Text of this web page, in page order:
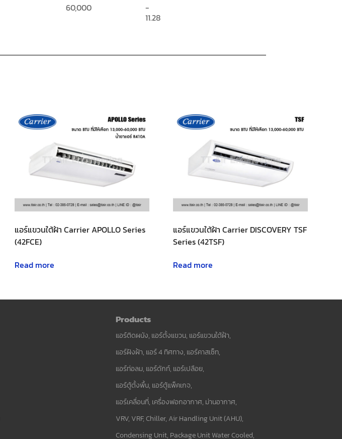
60,000
-
11.28
แอร์แขวนใต้ฝ้า Carrier APOLLO Series
(42FCE)
Read more
แอร์แขวนใต้ฝ้า Carrier DISCOVERY TSF
Series (42TSF)
Read more
Products
แอร์ติดผนัง, แอร์ตั้งแขวน, แอร์แขวนใต้ฝ้า,
แอร์ฝังฝ้า, แอร์ 4 ทิศทาง, แอร์คาสเซ็ท,
แอร์ท่อลม, แอร์ดักท์, แอร์เปลือย,
แอร์ตู้ตั้งพื้น, แอร์ตู้แพ็คเกจ,
แอร์เคลื่อนที่, เครื่องฟอกอากาศ, ม่านอากาศ,
VRV, VRF, Chiller, Air Handling Unit (AHU),
Condensing Unit, Package Unit Water Cooled,